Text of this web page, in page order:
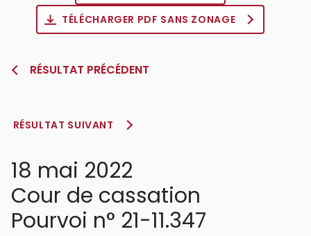
TÉLÉCHARGER PDF SANS ZONAGE
RÉSULTAT PRÉCÉDENT
RÉSULTAT SUIVANT
18 mai 2022
Cour de cassation
Pourvoi n° 21-11.347